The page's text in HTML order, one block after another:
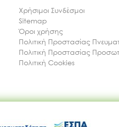
Χρήσιμοι Συνδέσμοι
Sitemap
Όροι χρήσης
Πολιτική Προστασίας
Πολιτική Προστασίας
Πολιτική Cookies